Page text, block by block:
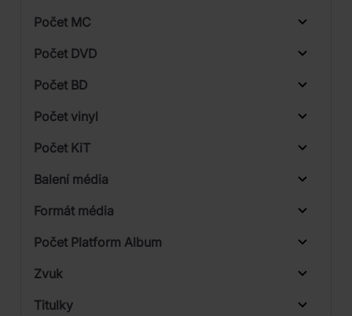
Počet MC
Počet DVD
Počet BD
Počet vinyl
Počet KiT
Balení média
Formát média
Počet Platform Album
Zvuk
Titulky